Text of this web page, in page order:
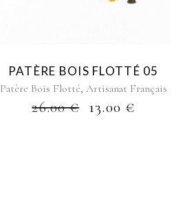
PATÈRE BOIS FLOTTÉ 05
Patère Bois Flotté, Artisanat Français
26.00€ 13.00 €